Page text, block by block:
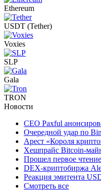
Ethereum
USDT (Tether)
Voxies
SLP
Gala
TRON
Новости
CEO Paxful
Очередной удар по
Арест «Короля
Хешпрайс Bitcoin-
Прошел первое
DEX-криптобиржа
Реакция эмитента
Смотреть все